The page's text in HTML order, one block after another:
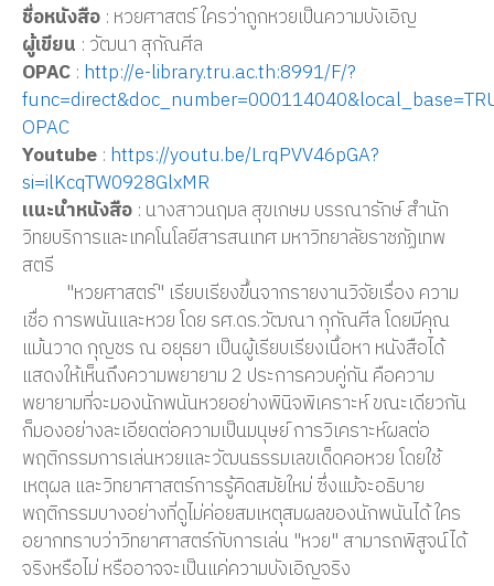
ชื่อหนังสือ : หวยศาสตร์ ใครว่าถูกหวยเป็นความบังเอิญ
ผู้เขียน : วัฒนา สุกัณศีล
OPAC : http://e-library.tru.ac.th:8991/F/?
OPAC
Youtube : https://youtu.be/LrqPVV46pGA?
si=ilKcqTW0928GlxMR
แนะนำหนังสือ : นางสาวนฤมล สุขเกษม บรรณารักษ์ สำนัก
วิทยบริการและเทคโนโลยีสารสนเทศ มหาวิทยาลัยราชภัฏเทพ
สตรี
"หวยศาสตร์" เรียบเรียงขึ้นจากรายงานวิจัยเรื่อง ความ
เชื่อ การพนันและหวย โดย รศ.ดร.วัฒณา กุกัณศีล โดยมีคุณ
แม้นวาด กุญชร ณ อยุธยา เป็นผู้เรียบเรียงเนื้อหา หนังสือได้
แสดงให้เห็นถึงความพยายาม 2 ประการควบคู่กัน คือความ
พยายามที่จะมองนักพนันหวยอย่างพินิจพิเคราะห์ ขณะเดียวกัน
ก็มองอย่างละเอียดต่อความเป็นมนุษย์ การวิเคราะห์ผลต่อ
พฤติกรรมการเล่นหวยและวัฒนธรรมเลขเด็ดคอหวย โดยใช้
เหตุผล และวิทยาศาสตร์การรู้คิดสมัยใหม่ ซึ่งแม้จะอธิบาย
พฤติกรรมบางอย่างที่ดูไม่ค่อยสมเหตุสมผลของนักพนันได้ ใคร
อยากทราบว่าวิทยาศาสตร์กับการเล่น "หวย" สามารถพิสูจน์ได้
จริงหรือไม่ หรืออาจจะเป็นแค่ความบังเอิญจริง